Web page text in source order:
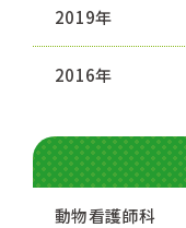
2019年
2016年
動物看護師科